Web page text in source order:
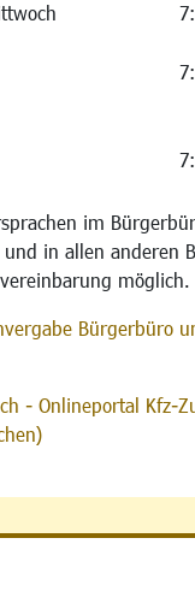
im
in allen anderen
möglich.
Bürgerbüro
- Onlineportal Kfz-